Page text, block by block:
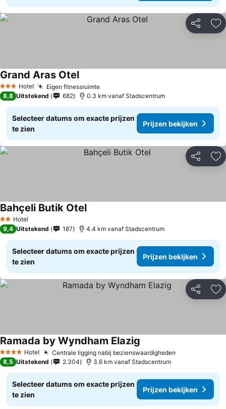
Delen
3 SterrenHotel Eigen fitnessruimte
Grand Aras Otel
8,8 Uitstekend 682 0.3 km vanaf Stadscentrum
Selecteer datums om exacte prijzen
te zien
Prijzen bekijken
Delen
2 Sterren
Hotel
Bahçeli Butik Otel
9,4 Uitstekend 187 4.4 km vanaf Stadscentrum
Selecteer datums om exacte prijzen
te zien
Prijzen bekijken
Delen
4 SterrenHotel Centrale ligging nabij bezienswaardigheden
Ramada by Wyndham Elazig
8,5 Uitstekend 2.304 3.6 km vanaf Stadscentrum
Selecteer datums om exacte prijzen
te zien
Prijzen bekijken